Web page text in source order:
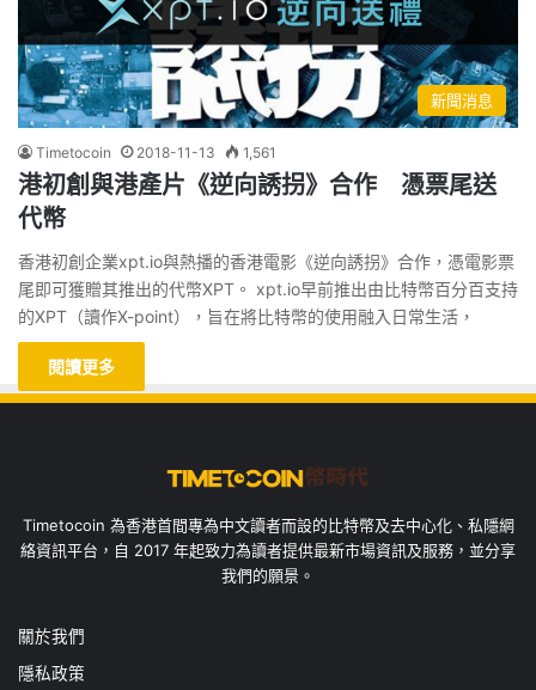
新聞消息
Timetocoin 2018-11-13 1,561
港初創與港產片《逆向誘拐》合作 憑票尾送
代幣
香港初創企業xpt.io與熱播的香港電影《逆向誘拐》合作，憑電影票
尾即可獲贈其推出的代幣XPT。 xpt.io早前推出由比特幣百分百支持
的XPT（讀作X-point），旨在將比特幣的使用融入日常生活，
閱讀更多
Timetocoin 為香港首間專為中文讀者而設的比特幣及去中心化、私隱網
絡資訊平台，自 2017 年起致力為讀者提供最新市場資訊及服務，並分享
我們的願景。
關於我們
隱私政策